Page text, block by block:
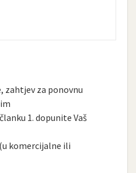
zahtjev za ponovnu
1. dopunite Vaš
komercijalne ili